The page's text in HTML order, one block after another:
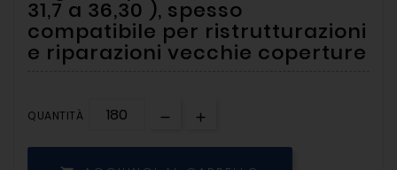
31,7 a 36,30 ), spesso
compatibile per ristrutturazioni
e riparazioni vecchie coperture
QUANTITÀ